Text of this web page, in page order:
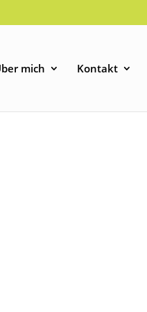
mich Kontakt